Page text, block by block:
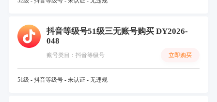
抖音等级号51级三无账号购买 DY2026-
048
账号类目：抖音等级号 立即购买
51级 - 抖音等级号 - 未认证 - 无违规